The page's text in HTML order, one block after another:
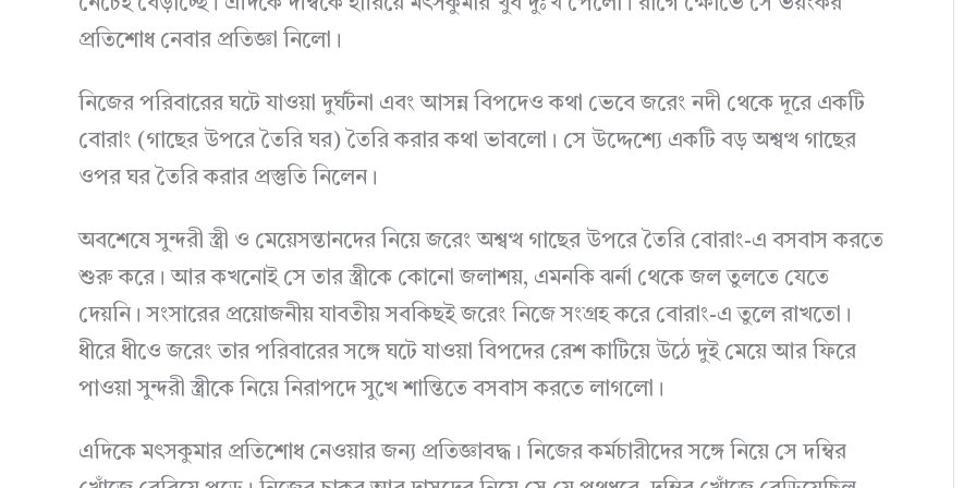
নেচেই বেড়াচ্ছে। এদিকে দম্বিকে হারিয়ে মৎসকুমার খুব দুঃখ পেলো। রাগে ক্ষোভে সে ভয়ংকর
প্রতিশোধ নেবার প্রতিজ্ঞা নিলো।
নিজের পরিবারের ঘটে যাওয়া দুর্ঘটনা এবং আসন্ন বিপদেও কথা ভেবে জরেং নদী থেকে দূরে একটি
বোরাং (গাছের উপরে তৈরি ঘর) তৈরি করার কথা ভাবলো। সে উদ্দেশ্যে একটি বড় অশ্বত্থ গাছের
ওপর ঘর তৈরি করার প্রস্তুতি নিলেন।
অবশেষে সুন্দরী স্ত্রী ও মেয়েসন্তানদের নিয়ে জরেং অশ্বত্থ গাছের উপরে তৈরি বোরাং-এ বসবাস করতে
শুরু করে। আর কখনোই সে তার স্ত্রীকে কোনো জলাশয়, এমনকি ঝর্না থেকে জল তুলতে যেতে
দেয়নি। সংসারের প্রয়োজনীয় যাবতীয় সবকিছই জরেং নিজে সংগ্রহ করে বোরাং-এ তুলে রাখতো।
ধীরে ধীওে জরেং তার পরিবারের সঙ্গে ঘটে যাওয়া বিপদের রেশ কাটিয়ে উঠে দুই মেয়ে আর ফিরে
পাওয়া সুন্দরী স্ত্রীকে নিয়ে নিরাপদে সুখে শান্তিতে বসবাস করতে লাগলো।
এদিকে মৎসকুমার প্রতিশোধ নেওয়ার জন্য প্রতিজ্ঞাবদ্ধ। নিজের কর্মচারীদের সঙ্গে নিয়ে সে দম্বির